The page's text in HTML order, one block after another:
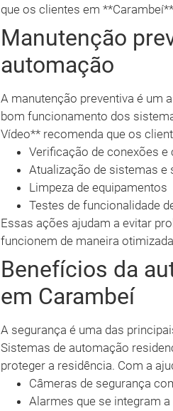
que os clientes em
Manutenção
automação
A manutenção preventiva é um
bom funcionamento dos
Vídeo** recomenda que os
Verificação de conexões e
Atualização de sistemas e
Limpeza de equipamentos
Testes de funcionalidade
Essas ações ajudam a evitar
funcionem de maneira
Benefícios da
em Carambeí
A segurança é uma das
Sistemas de automação
proteger a residência. Com a
Câmeras de segurança
Alarmes que se integram